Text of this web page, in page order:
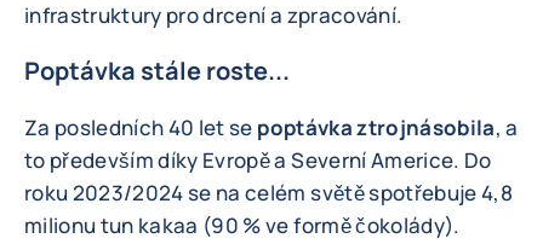
infrastruktury pro drcení a zpracování.
Poptávka stále roste...
Za posledních 40 let se poptávka ztrojnásobila, a
to především díky Evropě a Severní Americe. Do
roku 2023/2024 se na celém světě spotřebuje 4,8
milionu tun kakaa (90 % ve formě čokolády).